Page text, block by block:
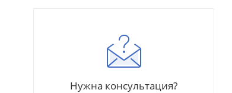
Нужна консультация?